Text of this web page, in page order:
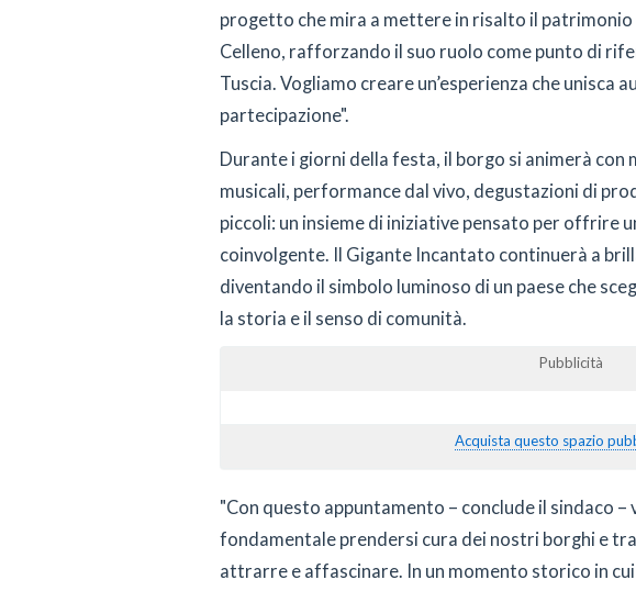
progetto che mira a mettere in risalto il
Celleno, rafforzando il suo ruolo come punto di
Tuscia. Vogliamo creare un’esperienza che unisca
partecipazione".
Durante i giorni della festa, il borgo si animerà
musicali, performance dal vivo, degustazioni di
piccoli: un insieme di iniziative pensato per offrire
coinvolgente. Il Gigante Incantato continuerà a
diventando il simbolo luminoso di un paese che
la storia e il senso di comunità.
Pubblicità
Acquista questo spazio
"Con questo appuntamento – conclude il sindaco
fondamentale prendersi cura dei nostri borghi e
attrarre e affascinare. In un momento storico in